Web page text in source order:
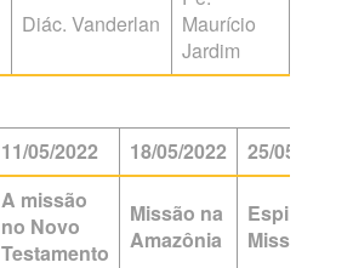
Diác. Vanderlan
Maurício
Jardim
11/05/2022 18/05/2022 25/05/2022
A missão
no Novo
Testamento
Missão na
Amazônia
Missionária